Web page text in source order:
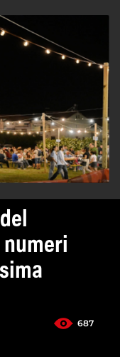
numeri
687